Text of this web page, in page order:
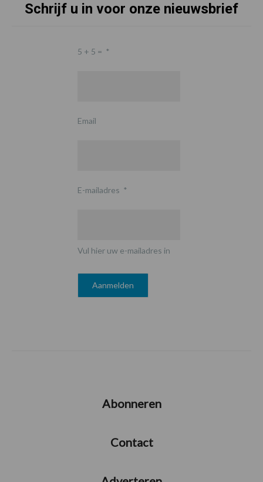
Schrijf u in voor onze nieuwsbrief
5 + 5 = *
Email
E-mailadres *
Vul hier uw e-mailadres in
Abonneren
Contact